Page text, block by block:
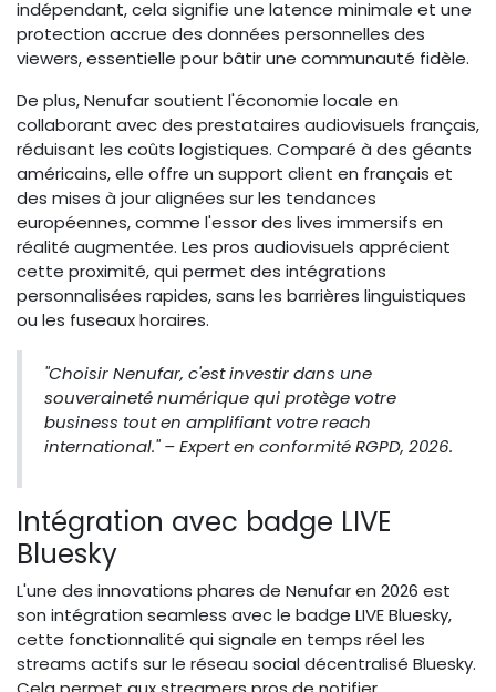
indépendant, cela signifie une latence minimale et une
protection accrue des données personnelles des
viewers, essentielle pour bâtir une communauté fidèle.
De plus, Nenufar soutient l'économie locale en
collaborant avec des prestataires audiovisuels français,
réduisant les coûts logistiques. Comparé à des géants
américains, elle offre un support client en français et
des mises à jour alignées sur les tendances
européennes, comme l'essor des lives immersifs en
réalité augmentée. Les pros audiovisuels apprécient
cette proximité, qui permet des intégrations
personnalisées rapides, sans les barrières linguistiques
ou les fuseaux horaires.
"Choisir Nenufar, c'est investir dans une
souveraineté numérique qui protège votre
business tout en amplifiant votre reach
international." – Expert en conformité RGPD, 2026.
Intégration avec badge LIVE
Bluesky
L'une des innovations phares de Nenufar en 2026 est
son intégration seamless avec le badge LIVE Bluesky,
cette fonctionnalité qui signale en temps réel les
streams actifs sur le réseau social décentralisé Bluesky.